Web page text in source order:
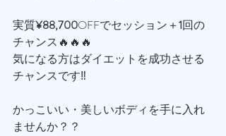
実質¥88,700OFFでセッション＋1回の
チャンス🔥🔥🔥
気になる方はダイエットを成功させる
チャンスです‼️
かっこいい・美しいボディを手に入れ
ませんか？？